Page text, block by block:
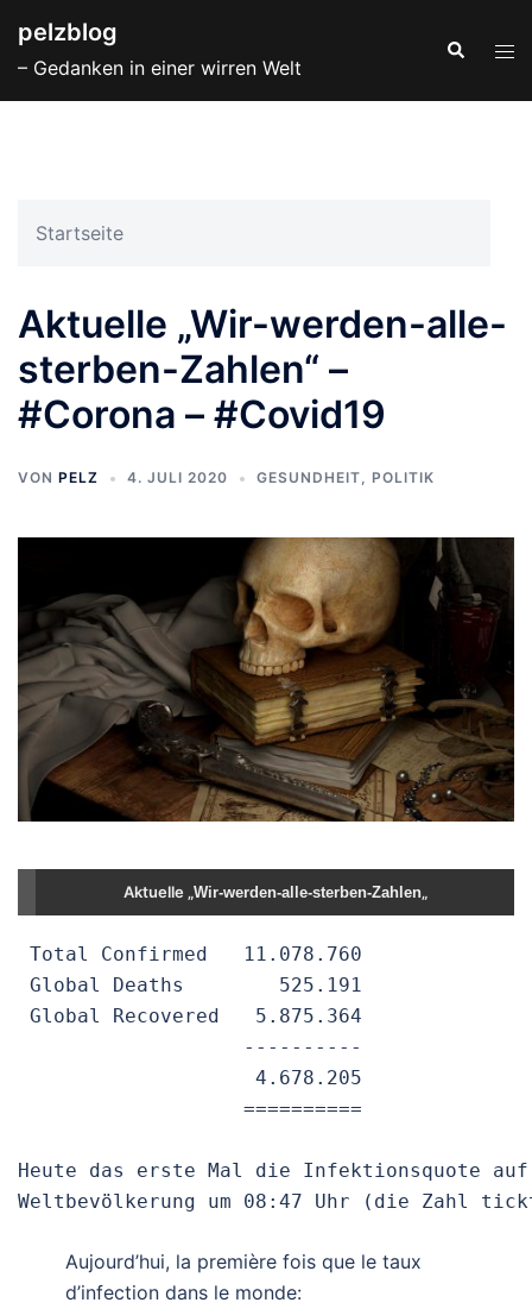
Inhalt
springen
pelzblog
– Gedanken in einer wirren Welt
Suche
Startseite
Aktuelle „Wir-werden-alle-
sterben-Zahlen“ –
#Corona – #Covid19
VON PELZ 4. JULI 2020 GESUNDHEIT, POLITIK
Aktuelle „ Wir-werden-alle-sterben-Zahlen„
Total Confirmed   11.078.760
Global Deaths        525.191
Global Recovered   5.875.364
                   ----------
                    4.678.205
                   ==========
Heute das erste Mal die Infektionsquote
Weltbevölkerung um 08:47 Uhr (die Zahl
Aujourd’hui, la première fois que le taux
d’infection dans le monde: